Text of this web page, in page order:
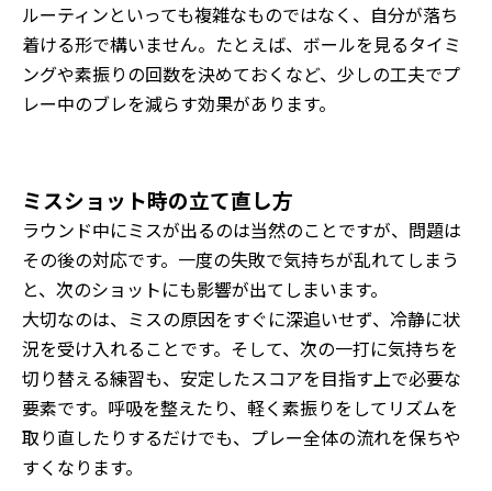
ルーティンといっても複雑なものではなく、自分が落ち
着ける形で構いません。たとえば、ボールを見るタイミ
ングや素振りの回数を決めておくなど、少しの工夫でプ
レー中のブレを減らす効果があります。
ミスショット時の立て直し方
ラウンド中にミスが出るのは当然のことですが、問題は
その後の対応です。一度の失敗で気持ちが乱れてしまう
と、次のショットにも影響が出てしまいます。
大切なのは、ミスの原因をすぐに深追いせず、冷静に状
況を受け入れることです。そして、次の一打に気持ちを
切り替える練習も、安定したスコアを目指す上で必要な
要素です。呼吸を整えたり、軽く素振りをしてリズムを
取り直したりするだけでも、プレー全体の流れを保ちや
すくなります。